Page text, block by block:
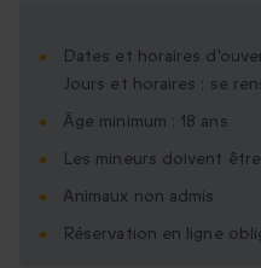
Dates et horaires
Jours et horaires : se
Âge minimum : 18 ans
Les mineurs doivent
Animaux non admis
Réservation en ligne